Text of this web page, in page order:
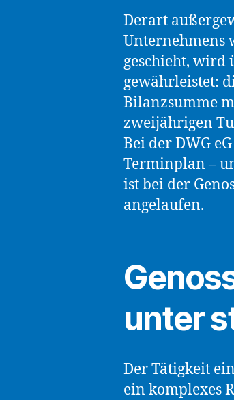
Derart
Unternehmens
geschieht, wird
gewährleistet:
Bilanzsumme
zweijährigen
Bei der DWG
Terminplan –
ist bei der
angelaufen.
unter
Der Tätigkeit
ein komplexes